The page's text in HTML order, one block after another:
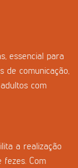
essencial para
de comunicação,
com
a realização
fezes. Com